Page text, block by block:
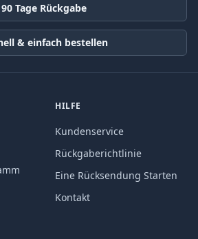
90 Tage Rückgabe
& einfach bestellen
HILFE
Kundenservice
Rückgaberichtlinie
Eine Rücksendung Starten
Kontakt